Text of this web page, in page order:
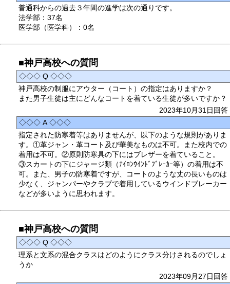
普通科からの過去３年間の進学は次の通りです。
法学部：37名
医学部（医学科）：0名
■神戸高校への質問
◇◇◇ Q ◇◇◇
神戸高校の制服にアウター（コート）の指定はありますか？
また男子生徒は主にどんなコートを着ている生徒が多いですか？
2023年10月31日回答
◇◇◇ A ◇◇◇
指定された防寒着等はありませんが、以下のような規則がありま
す。①革ジャン・革コート及び華美なものは不可。また校内での
着用は不可。②原則防寒具の下にはブレザーを着ていること。
③スカートの下にジャージ類（ﾅｲﾛﾝｳｲﾝﾄﾞﾌﾞﾚｰｶｰ等）の着用は不
可。また、男子の防寒着ですが、コートのような丈の長いものは
少なく、ジャンパーやクラブで着用しているウインドブレーカー
などが多いように思われます。
■神戸高校への質問
◇◇◇ Q ◇◇◇
理系と文系の混合クラスはどのようにクラス分けされるのでしょ
うか
2023年09月27日回答